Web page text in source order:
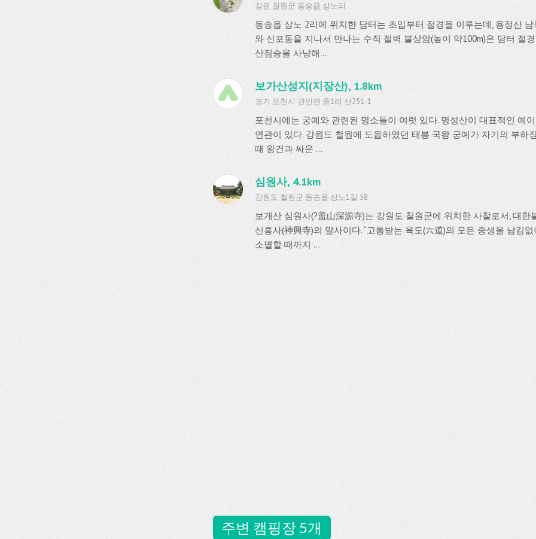
강원 철원군 동송읍 상노리
동송읍 상노 2리에 위치한 담터는 초입부터 절경을 이루는데, 용정산
와 신포동을 지나서 만나는 수직 절벽 불상암(높이 약100m)은 담터 절
산짐승을 사냥해...
보가산성지(지장산), 1.8km
경기 포천시 관인면 중1리 산251-1
포천시에는 궁예와 관련된 명소들이 여럿 있다. 명성산이 대표적인 예
연관이 있다. 강원도 철원에 도읍하였던 태봉 국왕 궁예가 자기의 부하
때 왕건과 싸운 ...
심원사, 4.1km
강원도 철원군 동송읍 상노1길 58
보개산 심원사(?盖山深源寺)는 강원도 철원군에 위치한 사찰로서, 대한
신흥사(神興寺)의 말사이다. “고통받는 육도(六道)의 모든 중생을 남김
소멸할 때까지 ...
주변 캠핑장 5개